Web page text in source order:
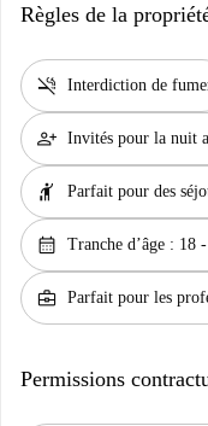
Règles de la
smoke_free Interdiction de
person_add Invités pour la nuit
hail Parfait pour des
calendar_month Tranche d’âge : 18
business_center Parfait pour les
Permissions